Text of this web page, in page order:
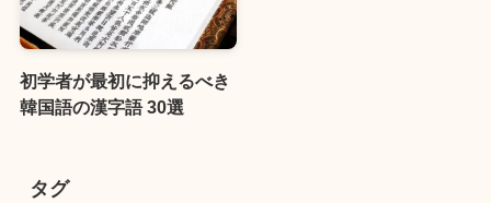
初学者が最初に抑えるべき
韓国語の漢字語 30選
タグ